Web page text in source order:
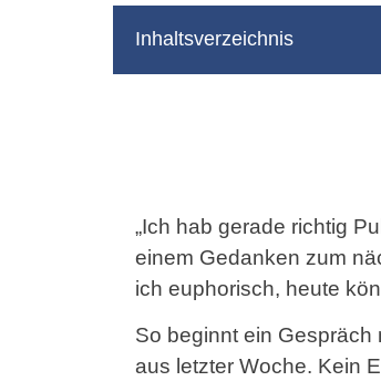
Inhaltsverzeichnis
„Ich hab gerade richtig
einem Gedanken zum
ich euphorisch, heute
So beginnt ein Gespräch
aus letzter Woche. Kein